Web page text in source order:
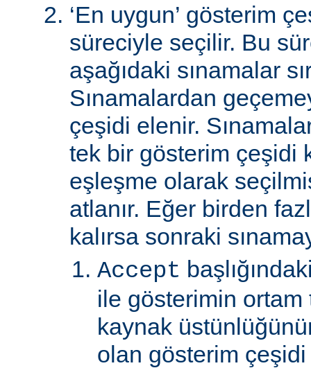
‘En uygun’ gösterim
süreciyle seçilir. Bu
aşağıdaki sınamalar
Sınamalardan
çeşidi elenir.
tek bir gösterim çeşidi
eşleşme olarak
atlanır. Eğer birden
kalırsa sonraki
Accept
ile gösterimin
kaynak
olan gösterim